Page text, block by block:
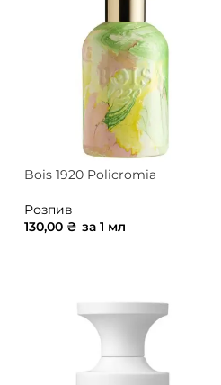
Bois 1920 Policromia
Розпив
130,00 ₴ за 1 мл